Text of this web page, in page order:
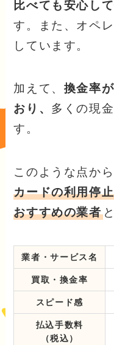
比べても安心し
す。また、オペ
しています。
加えて、 換金率
おり、 多くの現
す。
このような点から
カードの利用停
おすすめの業者
業者・サービス名
買取・換金率
スピード感
払込手数料
（税込）